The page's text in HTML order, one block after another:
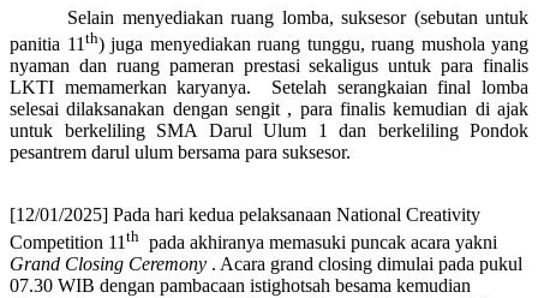
Selain menyediakan ruang lomba, suksesor (sebutan untuk
panitia 11 th) juga menyediakan ruang tunggu, ruang mushola yang
nyaman dan ruang pameran prestasi sekaligus untuk para finalis
LKTI memamerkan karyanya. Setelah serangkaian final lomba
selesai dilaksanakan dengan sengit , para finalis kemudian di ajak
untuk berkeliling SMA Darul Ulum 1 dan berkeliling Pondok
pesantrem darul ulum bersama para suksesor.
[12/01/2025] Pada hari kedua pelaksanaan National Creativity
Competition 11 th pada akhiranya memasuki puncak acara yakni
Grand Closing Ceremony . Acara grand closing dimulai pada pukul
07.30 WIB dengan pambacaan istighotsah besama kemudian